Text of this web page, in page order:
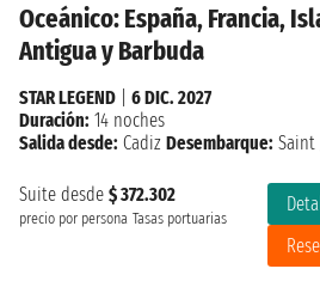
Oceánico: España, Francia,
Antigua y Barbuda
Suite desde $ 372.302
precio por persona Tasas portuarias
STAR LEGEND
6 DIC. 2027
Duración: 14 noches
Salida desde: Cadiz Desembarque: Saint